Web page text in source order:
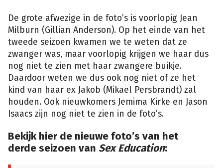
De grote afwezige in de foto’s is voorlopig Jean
Milburn (Gillian Anderson). Op het einde van het
tweede seizoen kwamen we te weten dat ze
zwanger was, maar voorlopig krijgen we haar dus
nog niet te zien met haar zwangere buikje.
Daardoor weten we dus ook nog niet of ze het
kind van haar ex Jakob (Mikael Persbrandt) zal
houden. Ook nieuwkomers Jemima Kirke en Jason
Isaacs zijn nog niet te zien in de foto’s.
Bekijk hier de nieuwe foto’s van het
derde seizoen van Sex Education: